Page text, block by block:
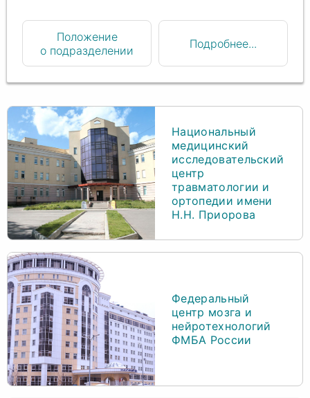
Положение
о подразделении
Подробнее...
Национальный
медицинский
исследовательский
центр
травматологии и
ортопедии имени
Н.Н. Приорова
Федеральный
центр мозга и
нейротехнологий
ФМБА России